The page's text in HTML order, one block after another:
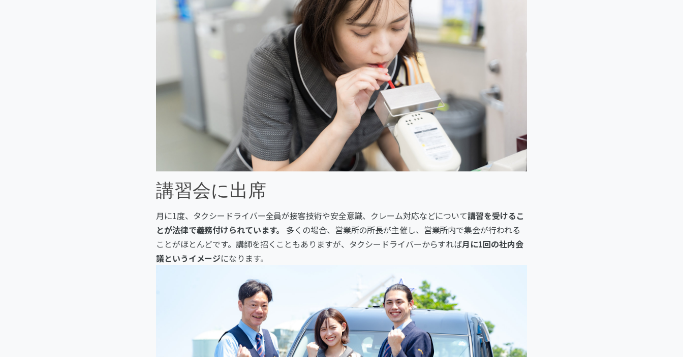
講習会に出席
月に1度、タクシードライバー全員が接客技術や安全意識、クレーム対応などについて講習を受けるこ
とが法律で義務付けられています。
多くの場合、営業所の所長が主催し、営業所内で集会が行われる
ことがほとんどです。講師を招くこともありますが、タクシードライバーからすれば月に1回の社内会
議というイメージになります。